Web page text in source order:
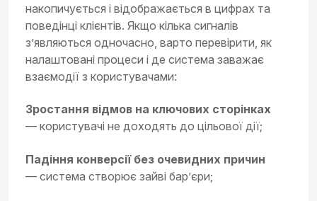
накопичується і відображається в цифрах та
поведінці клієнтів. Якщо кілька сигналів
з’являються одночасно, варто перевірити, як
налаштовані процеси і де система заважає
взаємодії з користувачами:
Зростання відмов на ключових сторінках
— користувачі не доходять до цільової дії;
Падіння конверсії без очевидних причин
— система створює зайві бар’єри;